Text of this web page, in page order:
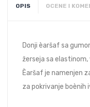
OPIS OCENE I
Donji èaršaf sa
žerseja sa
Èaršaf je namenjen
za pokrivanje boènih